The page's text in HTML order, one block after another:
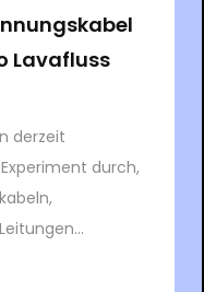
Lavafluss
derzeit
durch,